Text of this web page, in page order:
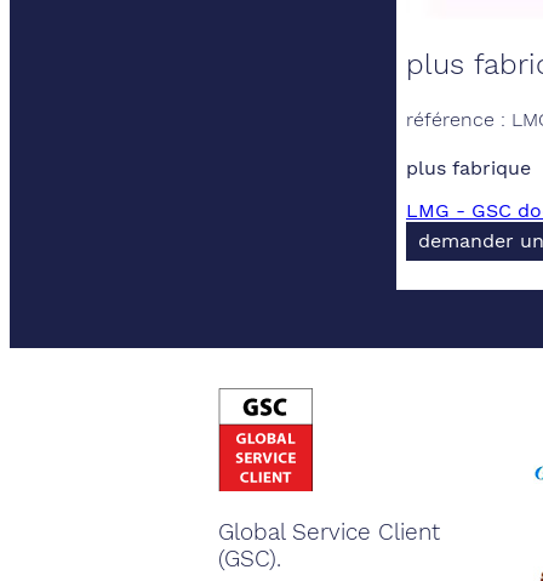
plus
référence :
plus fabrique
LMG - GSC
demander
Global Service Client
(GSC).